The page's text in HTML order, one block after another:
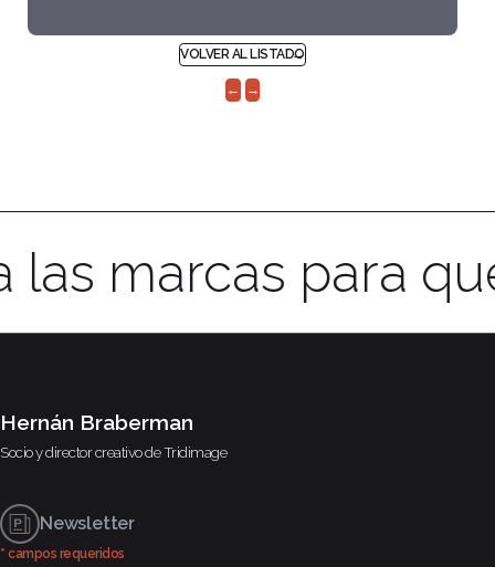
VOLVER AL LISTADO
← →
las marcas para
Hernán Braberman
Socio y director creativo deTridimage
Newsletter
* campos requeridos